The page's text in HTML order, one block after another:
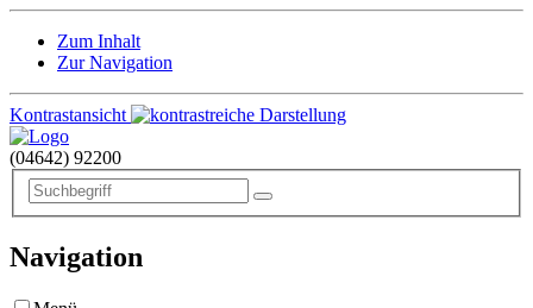
Zum Inhalt
Zur Navigation
Kontrastansicht
(04642) 92200
Navigation